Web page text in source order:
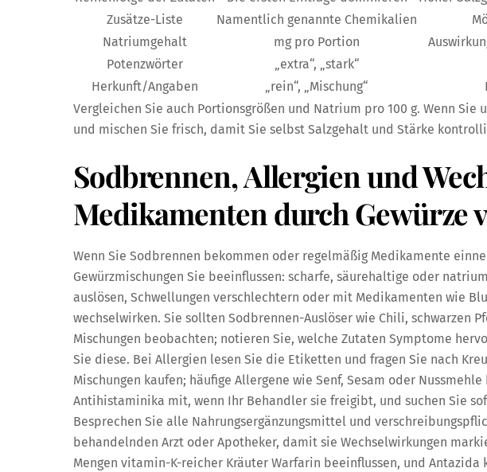
Zusätze-Liste
Namentlich genannte Chemikalien
Natriumgehalt
mg pro Portion
Potenzwörter
„extra“, „stark“
Herkunft/Angaben
„rein“, „Mischung“
Vergleichen Sie auch Portionsgrößen und Natrium pro 100 g. Wenn Sie
und mischen Sie frisch, damit Sie selbst Salzgehalt und Stärke
Sodbrennen, Allergien und
Medikamenten durch Gewürze
Wenn Sie Sodbrennen bekommen oder regelmäßig Medikamente
Gewürzmischungen Sie beeinflussen: scharfe, säurehaltige oder
auslösen, Schwellungen verschlechtern oder mit Medikamenten wie
wechselwirken. Sie sollten Sodbrennen-Auslöser wie Chili, schwarzen
Mischungen beobachten; notieren Sie, welche Zutaten Symptome
Sie diese. Bei Allergien lesen Sie die Etiketten und fragen Sie nach
Mischungen kaufen; häufige Allergene wie Senf, Sesam oder
Antihistaminika mit, wenn Ihr Behandler sie freigibt, und suchen Sie
Besprechen Sie alle Nahrungsergänzungsmittel und
behandelnden Arzt oder Apotheker, damit sie Wechselwirkungen
Mengen vitamin-K-reicher Kräuter Warfarin beeinflussen, und Antazida